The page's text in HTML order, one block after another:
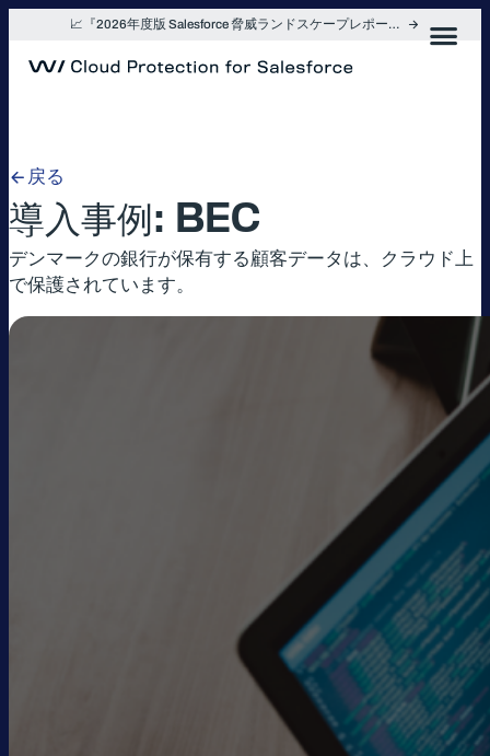
📈『2026年度版 Salesforce 脅威ランドスケープレポート』を入手
戻る
導入事例: BEC
デンマークの銀行が保有する顧客データは、クラウド上
で保護されています。